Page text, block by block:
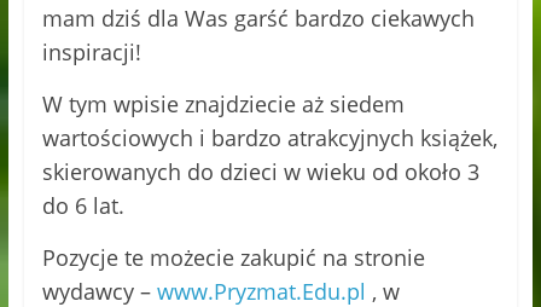
mam dziś dla Was garść bardzo ciekawych
inspiracji!
W tym wpisie znajdziecie aż siedem
wartościowych i bardzo atrakcyjnych książek,
skierowanych do dzieci w wieku od około 3
do 6 lat.
Pozycje te możecie zakupić na stronie
wydawcy – www.Pryzmat.Edu.pl , w